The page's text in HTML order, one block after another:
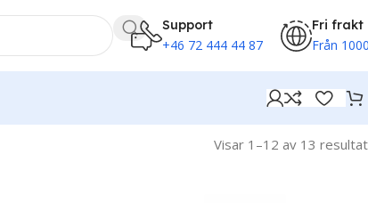
Support
+46 72 444 44 87
Fri frakt
Från
Visar 1–12 av 13 resultat